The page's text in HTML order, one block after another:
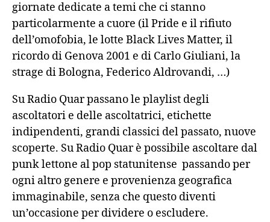
giornate dedicate a temi che ci stanno
particolarmente a cuore (il Pride e il rifiuto
dell’omofobia, le lotte Black Lives Matter, il
ricordo di Genova 2001 e di Carlo Giuliani, la
strage di Bologna, Federico Aldrovandi, …)
Su Radio Quar passano le playlist degli
ascoltatori e delle ascoltatrici, etichette
indipendenti, grandi classici del passato, nuove
scoperte. Su Radio Quar è possibile ascoltare dal
punk lettone al pop statunitense passando per
ogni altro genere e provenienza geografica
immaginabile, senza che questo diventi
un’occasione per dividere o escludere.